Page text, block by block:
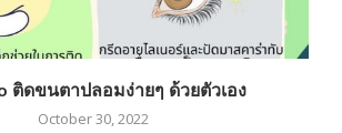
ติดขนตาปลอมง่ายๆ ด้วยตัวเอง
October 30, 2022